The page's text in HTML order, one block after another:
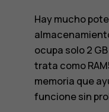
Hay mucho
ocupa solo 2
trata como
memoria que
funcione sin